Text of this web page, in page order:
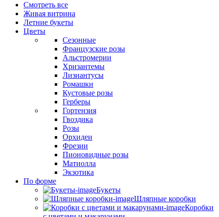
Смотреть все
Живая витрина
Летние букеты
Цветы
Сезонные
Французские розы
Альстромерии
Хризантемы
Лизиантусы
Ромашки
Кустовые розы
Герберы
Гортензия
Гвоздика
Розы
Орхидеи
Фрезии
Пионовидные розы
Матиолла
Экзотика
По форме
Букеты
Шляпные коробки
Коробки